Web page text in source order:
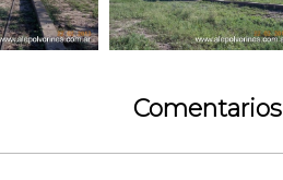
Comentarios